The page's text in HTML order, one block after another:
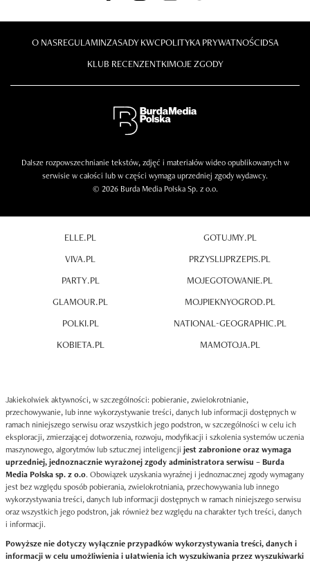
O NASREGULAMINZASADY KWCPOLITYKA PRYWATNOŚCIDSA
KLUB RECENZENTKIMOJE ZGODY
Dalsze rozpowszechnianie tekstów, zdjęć i materiałów wideo opublikowanych w
serwisie w całości lub w części wymaga uprzedniej zgody wydawcy.
© 2026 Burda Media Polska Sp. z o.o.
ELLE.PL
VIVA.PL
PARTY.PL
GLAMOUR.PL
POLKI.PL
KOBIETA.PL
GOTUJMY.PL
PRZYSLIJPRZEPIS.PL
MOJEGOTOWANIE.PL
MOJPIEKNYOGROD.PL
NATIONAL-GEOGRAPHIC.PL
MAMOTOJA.PL
Jakiekolwiek aktywności, w szczególności: pobieranie, zwielokrotnianie,
przechowywanie, lub inne wykorzystywanie treści, danych lub informacji dostępnych w
ramach niniejszego serwisu oraz wszystkich jego podstron, w szczególności w celu ich
eksploracji, zmierzającej dotworzenia, rozwoju, modyfikacji i szkolenia systemów uczenia
maszynowego, algorytmów lub sztucznej inteligencji jest zabronione oraz wymaga
uprzedniej, jednoznacznie wyrażonej zgody administratora serwisu – Burda
Media Polska sp. z o.o. Obowiązek uzyskania wyraźnej i jednoznacznej zgody wymagany
jest bez względu sposób pobierania, zwielokrotniania, przechowywania lub innego
wykorzystywania treści, danych lub informacji dostępnych w ramach niniejszego serwisu
oraz wszystkich jego podstron, jak również bez względu na charakter tych treści, danych
i informacji.
Powyższe nie dotyczy wyłącznie przypadków wykorzystywania treści, danych i
informacji w celu umożliwienia i ułatwienia ich wyszukiwania przez wyszukiwarki